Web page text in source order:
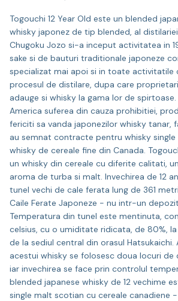
Togouchi 12 Year Old este un blended
whisky japonez de tip blended, al
Chugoku Jozo si-a inceput activitatea in
sake si de bauturi traditionale japoneze
specializat mai apoi si in toate activitatile
procesul de distilare, dupa care
adauge si whisky la gama lor de
America suferea din cauza prohibitiei,
fericiti sa vanda japonezilor whisky tanar,
au semnat contracte pentru whisky
whisky de cereale fine din Canada.
un whisky din cereale cu diferite calitati,
aroma de turba si malt. Invechirea de 12
tunel vechi de cale ferata lung de 361
Caile Ferate Japoneze - nu intr-un
Temperatura din tunel este mentinuta,
celsius, cu o umiditate ridicata, de 80%,
de la sediul central din orasul Hatsukaichi.
acestui whisky se folosesc doua locuri
iar invechirea se face prin controlul
blended japanese whisky de 12 vechime
single malt scotian cu cereale canadiene